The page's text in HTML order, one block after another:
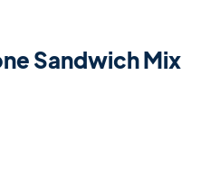
Sandwich Mix